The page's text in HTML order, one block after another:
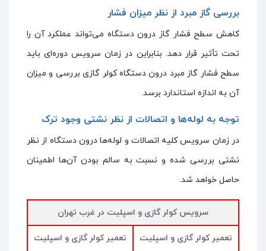
بررسی گاز مبرد از نظر میزان فشار
کاهش سطح فشار گاز درون دستگاه می‌تواند عملکرد آن را
تحت تأثیر قرار دهد. بنابراین در زمان سرویس دوره‌ای باید
سطح فشار گاز مبرد درون دستگاه کولر گازی بررسی و میزان
آن به اندازه استاندارد برسد.
توجه به لوله‌ها و اتصالات از نظر نشتی وجود ترک
در زمان سرویس کلیه اتصالات و لوله‌ها درون دستگاه از نظر
نشتی بررسی شده و نسبت به سالم بودن آن‌ها اطمینان
حاصل خواهد شد.
سرویس کولر گازی و اسپلیت در غرب تهران
تعمیر کولر گازی و اسپلیت
تعمیر کولر گازی و اسپلیت